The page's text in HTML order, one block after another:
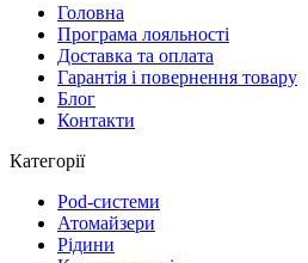
Головна
Програма лояльності
Доставка та оплата
Гарантія і повернення товару
Блог
Контакти
Категорії
Pod-системи
Атомайзери
Рідини